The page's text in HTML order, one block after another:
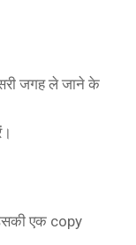
जगह ले जाने के
एक copy